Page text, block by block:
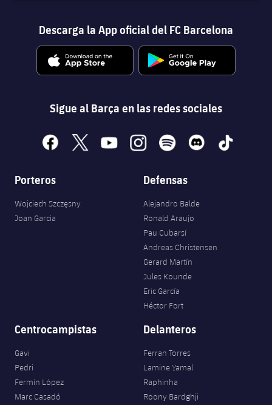
Descarga la App oficial del FC Barcelona
Sigue al Barça en las redes sociales
facebook
x youtubeinstagramspotify discord tiktok
Porteros
Wojciech Szczęsny
Joan Garcia
Defensas
Alejandro Balde
Ronald Araujo
Pau Cubarsí
Andreas Christensen
Gerard Martín
Jules Kounde
Eric García
Héctor Fort
Centrocampistas
Gavi
Pedri
Fermín López
Marc Casadó
Delanteros
Ferran Torres
Lamine Yamal
Raphinha
Roony Bardghji